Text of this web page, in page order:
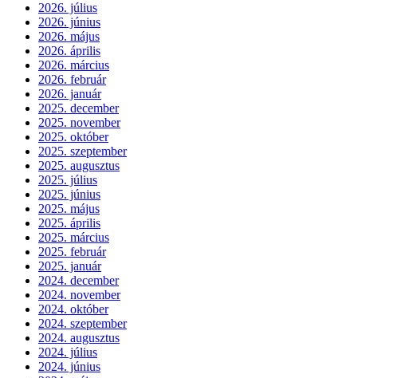
2026. július
2026. június
2026. május
2026. április
2026. március
2026. február
2026. január
2025. december
2025. november
2025. október
2025. szeptember
2025. augusztus
2025. július
2025. június
2025. május
2025. április
2025. március
2025. február
2025. január
2024. december
2024. november
2024. október
2024. szeptember
2024. augusztus
2024. július
2024. június